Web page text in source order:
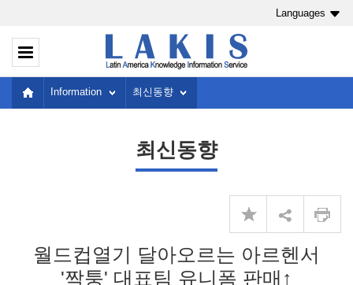
Languages
Information 최신동향
최신동향
월드컵열기 달아오르는 아르헨서
'짝퉁' 대표팀 유니폼 판매↑